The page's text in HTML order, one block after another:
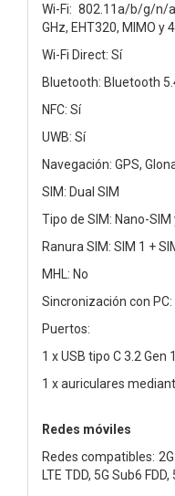
Wi-Fi: 802.11a/b/g/
GHz, EHT320, MIMO y
Wi-Fi Direct: Sí
Bluetooth: Bluetooth
NFC: Sí
UWB: Sí
Navegación: GPS,
SIM: Dual SIM
Tipo de SIM: Nano-SIM
Ranura SIM: SIM 1 +
MHL: No
Sincronización con
Puertos:
1 x USB tipo C 3.2 Gen 1
1 x auriculares
Redes móviles
Redes compatibles: 2G
LTE TDD, 5G Sub6